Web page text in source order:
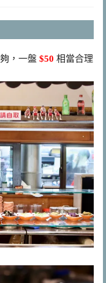
，一盤 $50 相當合理